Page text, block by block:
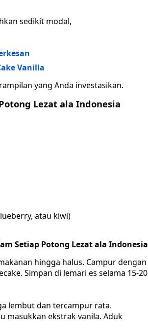
sedikit modal,
Vanilla
yang Anda investasikan.
Lezat ala Indonesia
atau kiwi)
Setiap Potong Lezat ala Indonesia
hingga halus. Campur dengan
Simpan di lemari es selama 15-20
lembut dan tercampur rata.
masukkan ekstrak vanila. Aduk